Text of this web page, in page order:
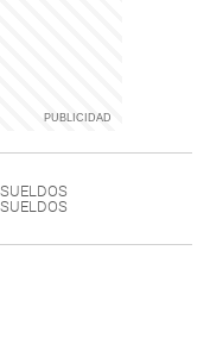
SUELDOS
SUELDOS